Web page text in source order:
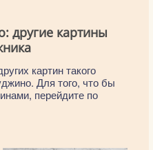
другие картины
картин такого
Для того, что бы
перейдите по